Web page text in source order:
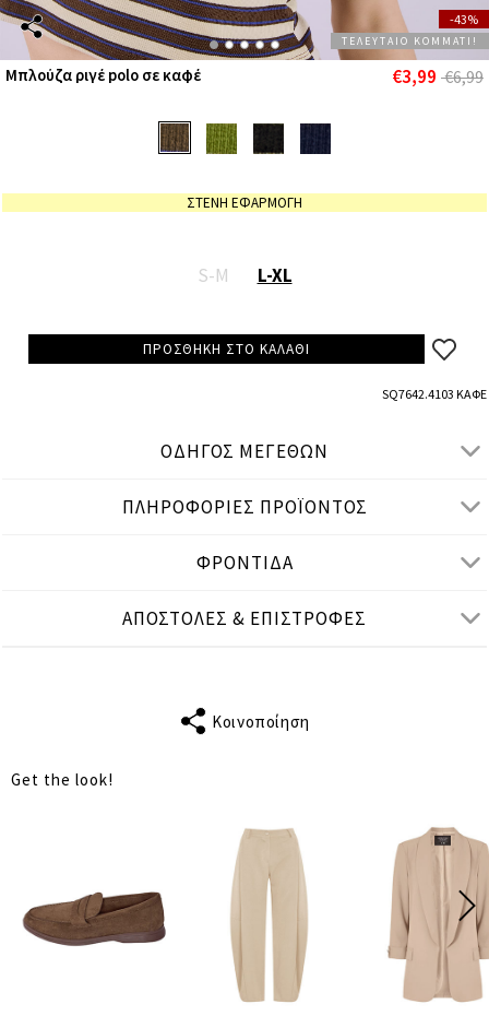
-43%
ΤΕΛΕΥΤΑΙΟ ΚΟΜΜΑΤΙ!
Μπλούζα ριγέ polo σε καφέ €3,99 €6,99
ΣΤΕΝΗ ΕΦΑΡΜΟΓΗ
S-M L-XL
ΠΡΟΣΘΗΚΗ ΣΤΟ ΚΑΛΑΘΙ
SQ7642.4103 ΚΑΦΕ
ΟΔΗΓΟΣ ΜΕΓΕΘΩΝ
● ΣΤΕΝΗ ΕΦΑΡΜΟΓΗ
in
ΜΕΣΗ
ΩΜΩΝ
ΠΕΡΙΦΕΡΕΙΑ
S-M L-XL
84
ΠΛΗΡΟΦΟΡΙΕΣ ΠΡΟΪΟΝΤΟΣ
ΦΡΟΝΤΙΔΑ
ΑΠΟΣΤΟΛΕΣ & ΕΠΙΣΤΡΟΦΕΣ
Κοινοποίηση
Get the look!